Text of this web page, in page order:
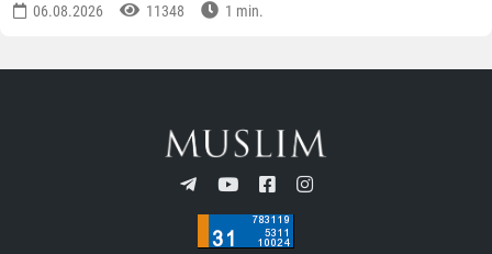
06.08.2026 11348 1 min.